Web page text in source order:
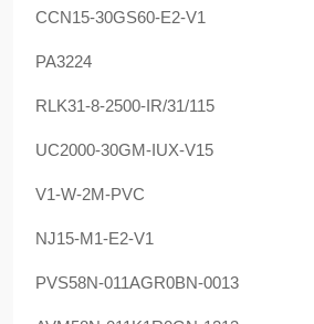
CCN15-30GS60-E2-V1
PA3224
RLK31-8-2500-IR/31/115
UC2000-30GM-IUX-V15
V1-W-2M-PVC
NJ15-M1-E2-V1
PVS58N-011AGR0BN-0013